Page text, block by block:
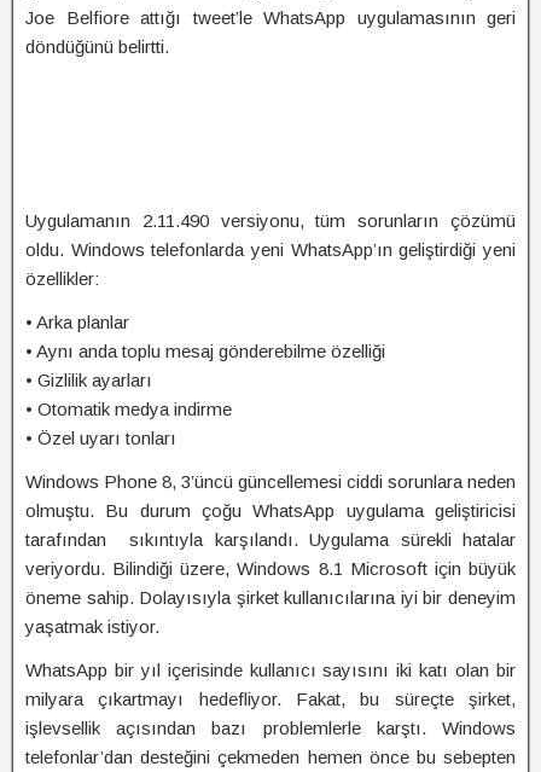
Joe Belfiore attığı tweet’le WhatsApp uygulamasının geri
döndüğünü belirtti.
Uygulamanın 2.11.490 versiyonu, tüm sorunların çözümü
oldu. Windows telefonlarda yeni WhatsApp’ın geliştirdiği yeni
özellikler:
• Arka planlar
• Aynı anda toplu mesaj gönderebilme özelliği
• Gizlilik ayarları
• Otomatik medya indirme
• Özel uyarı tonları
Windows Phone 8, 3’üncü güncellemesi ciddi sorunlara neden
olmuştu. Bu durum çoğu WhatsApp uygulama geliştiricisi
tarafından sıkıntıyla karşılandı. Uygulama sürekli hatalar
veriyordu. Bilindiği üzere, Windows 8.1 Microsoft için büyük
öneme sahip. Dolayısıyla şirket kullanıcılarına iyi bir deneyim
yaşatmak istiyor.
WhatsApp bir yıl içerisinde kullanıcı sayısını iki katı olan bir
milyara çıkartmayı hedefliyor. Fakat, bu süreçte şirket,
işlevsellik açısından bazı problemlerle karştı. Windows
telefonlar’dan desteğini çekmeden hemen önce bu sebepten